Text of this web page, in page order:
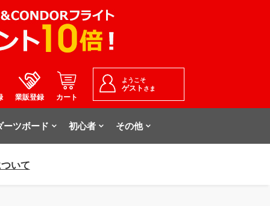
業販登録 カート
ようこそ
ゲスト さま
ーツボード 初心者 その他
いて